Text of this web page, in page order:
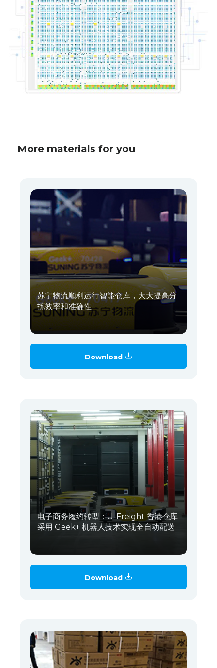
More materials for you
苏宁物流顺利运行智能仓库，大大提高分
拣效率和准确性
Download
电子商务履约转型：U-Freight 香港仓库
采用 Geek+ 机器人技术实现全自动配送
Download